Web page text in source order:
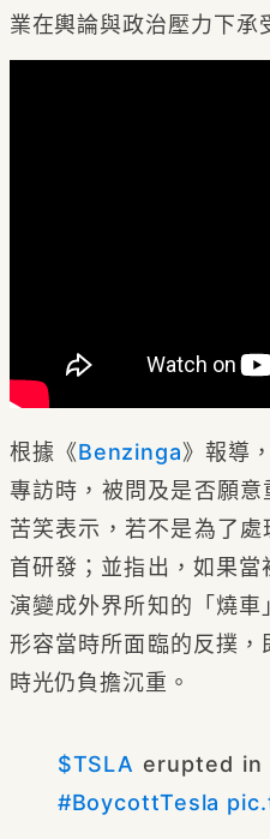
業在輿論與政治壓力下承
根據《Benzinga》報導，
專訪時，被問及是否願意
苦笑表示，若不是為了
首研發；並指出，如果
演變成外界所知的「燒
形容當時所面臨的反撲
時光仍負擔沉重。
$TSLA erupted in
#BoycottTesla